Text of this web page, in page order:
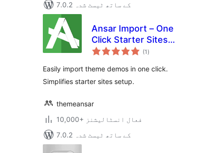
7.0.2 کے ساتھ ٹیسٹ شدہ
Ansar Import – One
Click Starter Sites –
for Elementor &
(1 مجموعی
درجہ
)
Easily import theme demos in one click.
Simplifies starter sites setup.
themeansar
10,000+ فعال انسٹالیشنز
7.0.2 کے ساتھ ٹیسٹ شدہ